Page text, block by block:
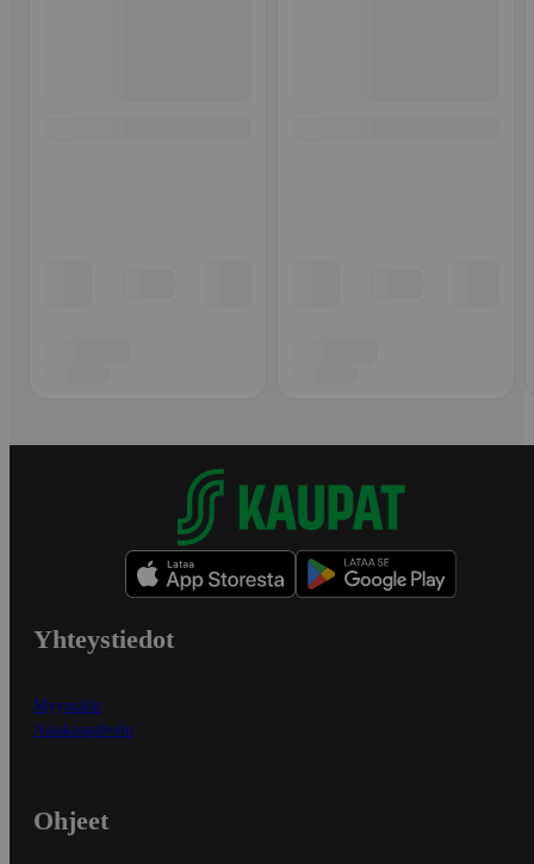
Yhteystiedot
Myymälät
Asiakaspalvelu
Ohjeet